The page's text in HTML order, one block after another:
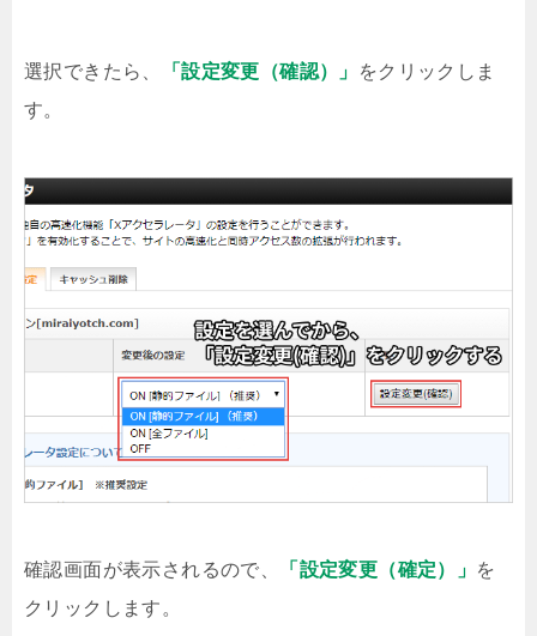
選択できたら、 「設定変更（確認）」
をクリックしま
す。
確認画面が表示されるので、 「設定変更（確定）」 を
クリックします。